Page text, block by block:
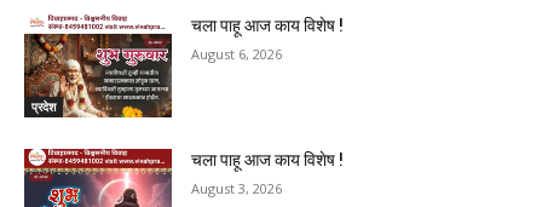
प्रदेश
चला पाहू आज काय विशेष !
August 6, 2026
चला पाहू आज काय विशेष !
August 3, 2026